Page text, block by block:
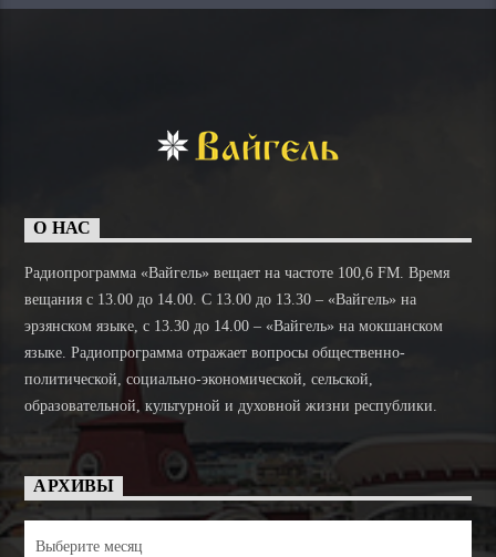
О НАС
Радиопрограмма «Вайгель» вещает на частоте 100,6 FM. Время
вещания с 13.00 до 14.00. C 13.00 до 13.30 – «Вайгель» на
эрзянском языке, с 13.30 до 14.00 – «Вайгель» на мокшанском
языке. Радиопрограмма отражает вопросы общественно-
политической, социально-экономической, сельской,
образовательной, культурной и духовной жизни республики.
АРХИВЫ